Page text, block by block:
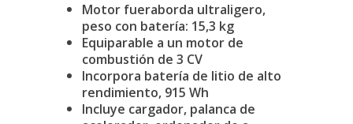
Motor fueraborda ultraligero,
peso con batería: 15,3 kg
Equiparable a un motor de
combustión de 3 CV
Incorpora batería de litio de alto
rendimiento, 915 Wh
Incluye cargador, palanca de